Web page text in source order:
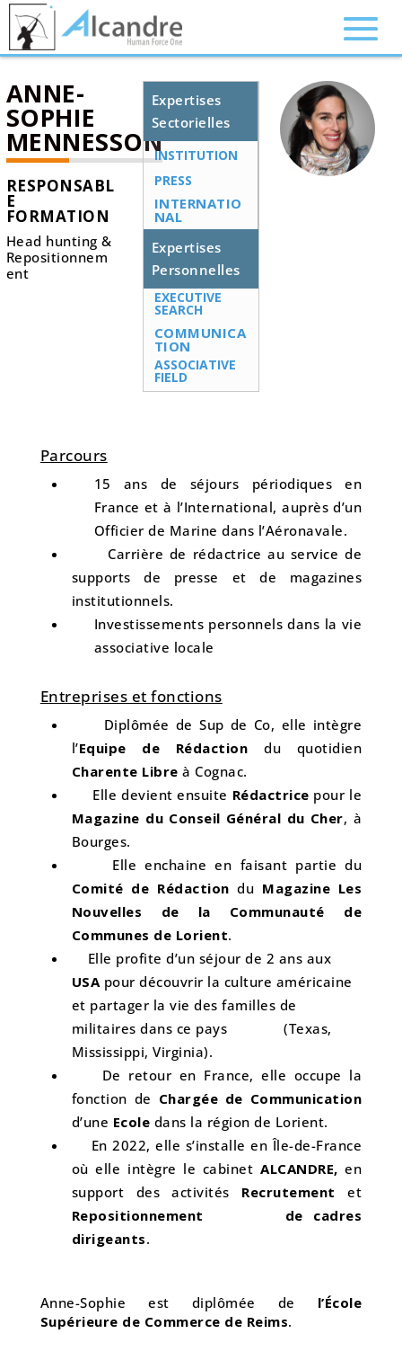
ANNE-
SOPHIE
MENNESSON
RESPONSABL
E
FORMATION
Head hunting &
Repositionnem
ent
Expertises
Sectorielles
INSTITUTION
PRESS
INTERNATIO
NAL
Expertises
Personnelles
EXECUTIVE
SEARCH
COMMUNICA
TION
ASSOCIATIVE
FIELD
Parcours
15 ans de séjours périodiques en
France et à l’International, auprès d’un
Officier de Marine dans l’Aéronavale.
Carrière de rédactrice au service de
supports de presse et de magazines
institutionnels.
Investissements personnels dans la vie
associative locale
Entreprises et fonctions
Diplômée de Sup de Co, elle intègre
l’Equipe de Rédaction du quotidien
Charente Libre à Cognac.
Elle devient ensuite Rédactrice pour le
Magazine du Conseil Général du Cher, à
Bourges.
Elle enchaine en faisant partie du
Comité de Rédaction du Magazine Les
Nouvelles de la Communauté de
Communes de Lorient.
Elle profite d’un séjour de 2 ans aux
USApour découvrir la culture américaine
et partager la vie des familles de
militaires dans ce pays(Texas,
Mississippi, Virginia).
De retour en France, elle occupe la
fonction de Chargée de Communication
d’une Ecole dans la région de Lorient.
En 2022, elle s’installe en Île-de-France
où elle intègre le cabinetALCANDRE, en
support des activités Recrutement et
Repositionnement de cadres
dirigeants.
Anne-Sophie est diplômée de l’École
Supérieure de Commerce de Reims.